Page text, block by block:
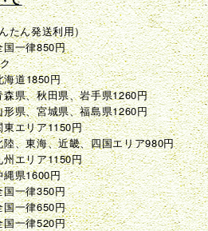
たん発送利用）
円
円
岩手県1260円
福島県1260円
円
、四国エリア980円
円
円
律350円
一律650円
国一律520円